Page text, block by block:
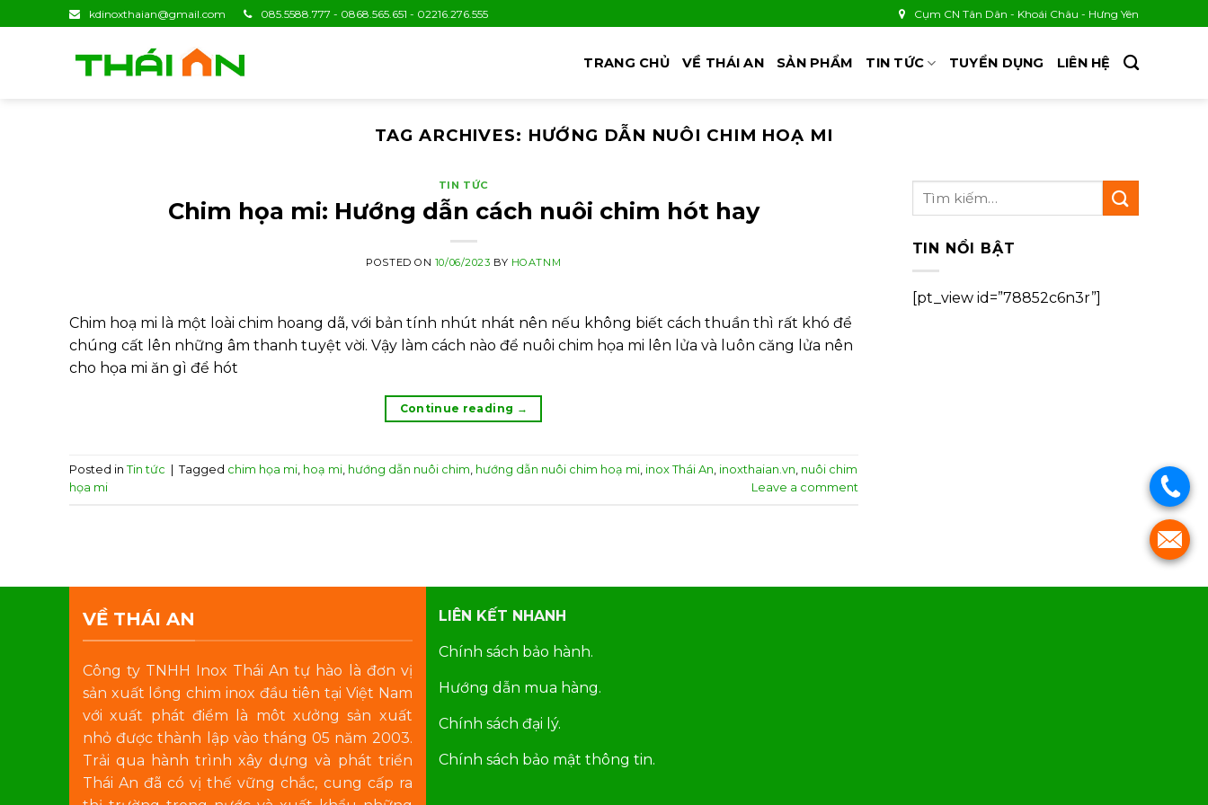
to
kdinoxthaian@gmail.com 085.5588.777 - 0868.565.651 - 02216.276.555 Cụm CN Tân Dân - Khoái Châu - Hưng Yên
TRANG CHỦ VỀ THÁI AN SẢN PHẨM TIN TỨC TUYỂN DỤNG LIÊN HỆ
TAG ARCHIVES: HƯỚNG DẪN NUÔI CHIM HOẠ MI
TIN TỨC
Chim họa mi: Hướng dẫn cách nuôi chim hót hay
POSTED ON 10/06/2023 BY HOATNM
Chim hoạ mi là một loài chim hoang dã, với bản tính nhút nhát nên nếu không biết cách thuần thì rất khó để
chúng cất lên những âm thanh tuyệt vời. Vậy làm cách nào để nuôi chim họa mi lên lửa và luôn căng lửa nên
cho họa mi ăn gì để hót
Continue reading →
Posted in Tin tức Tagged chim họa mi, hoạ mi, hướng dẫn nuôi chim, hướng dẫn nuôi chim hoạ mi, inox Thái An, inoxthaian.vn, nuôi chim
họa mi
Leave a comment
TIN NỔI BẬT
[pt_view id=”78852c6n3r”]
VỀ THÁI AN
Công ty TNHH Inox Thái An tự hào là đơn vị
sản xuất lồng chim inox đầu tiên tại Việt Nam
với xuất phát điểm là môt xưởng sản xuất
nhỏ được thành lập vào tháng 05 năm 2003.
Trải qua hành trình xây dựng và phát triển
Thái An đã có vị thế vững chắc, cung cấp ra
LIÊN KẾT NHANH
Chính sách bảo hành.
Hướng dẫn mua hàng.
Chính sách đại lý.
Chính sách bảo mật thông tin.